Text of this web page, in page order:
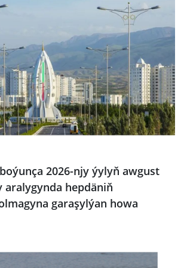
2026-njy ýylyň awgust
aralygynda hepdäniň
garaşylýan howa